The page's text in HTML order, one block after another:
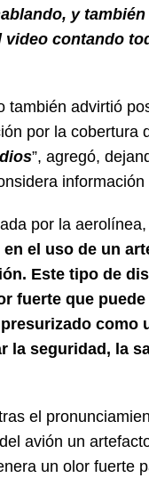
y
contando
también advirtió
por la cobertura
”, agregó,
por la
el uso de un
Este tipo de
fuerte que
como
la seguridad, la
el
avión un
un olor fuerte